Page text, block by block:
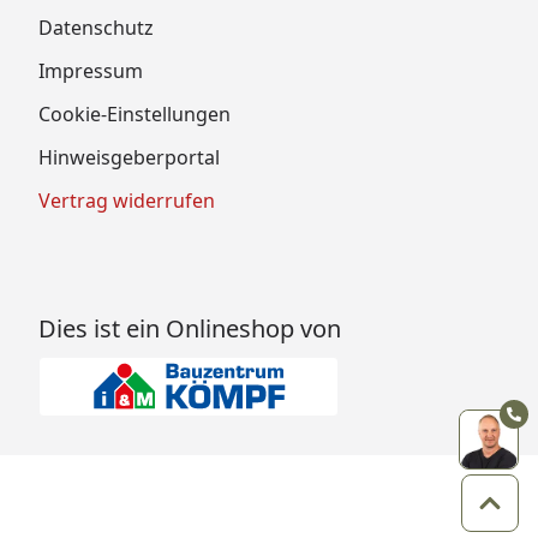
Datenschutz
Impressum
Cookie-Einstellungen
Hinweisgeberportal
Vertrag widerrufen
Dies ist ein Onlineshop von